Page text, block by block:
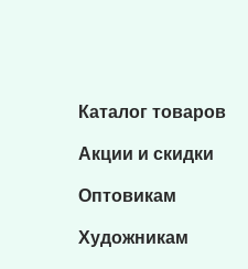
Каталог товаров
Акции и скидки
Оптовикам
Художникам